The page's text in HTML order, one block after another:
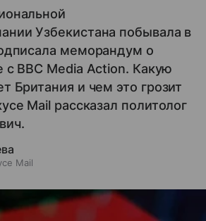
Узбекистана побывала в
меморандум о
с BBC Media Action. Какую
Британия и чем это грозит
Mail рассказал политолог
Mail